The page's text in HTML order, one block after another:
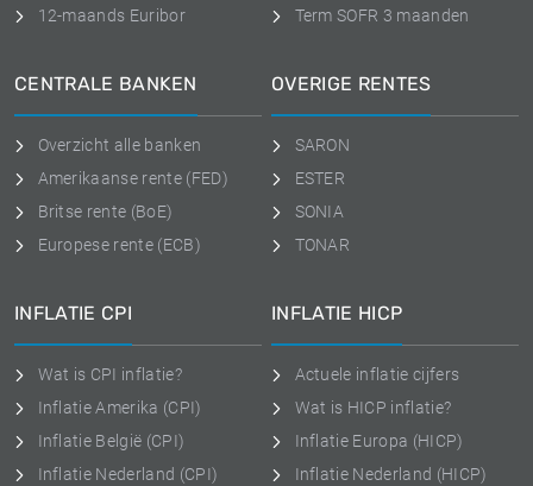
12-maands Euribor
Term SOFR 3 maanden
CENTRALE BANKEN
Overzicht alle banken
Amerikaanse rente (FED)
Britse rente (BoE)
Europese rente (ECB)
OVERIGE RENTES
SARON
ESTER
SONIA
TONAR
INFLATIE CPI
Wat is CPI inflatie?
Inflatie Amerika (CPI)
Inflatie België (CPI)
Inflatie Nederland (CPI)
INFLATIE HICP
Actuele inflatie cijfers
Wat is HICP inflatie?
Inflatie Europa (HICP)
Inflatie Nederland (HICP)